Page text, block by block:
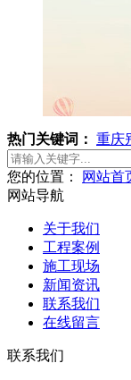
热门关键词： 重庆
您的位置： 网站首
网站导航
关于我们
工程案例
施工现场
新闻资讯
联系我们
在线留言
联系我们